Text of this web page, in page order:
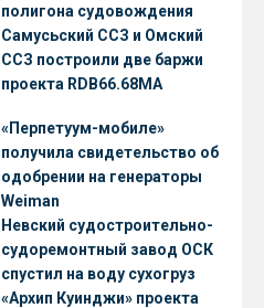
полигона судовождения
Самусьский ССЗ и Омский
ССЗ построили две баржи
проекта RDB66.68МА
«Перпетуум-мобиле»
получила свидетельство об
одобрении на генераторы
Weiman
Невский судостроительно-
судоремонтный завод ОСК
спустил на воду сухогруз
«Архип Куинджи» проекта